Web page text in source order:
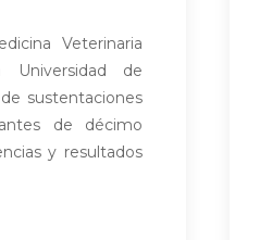
Veterinaria
Universidad de
sustentaciones
de décimo
y resultados